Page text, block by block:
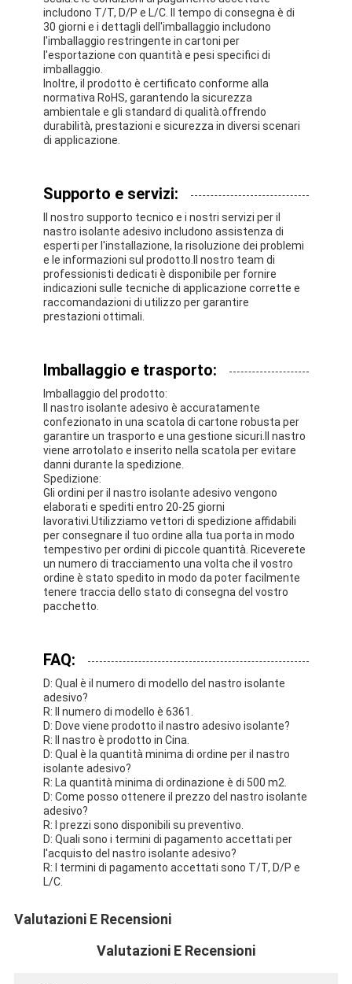
includono T/T, D/P e L/C. Il tempo di consegna è di
30 giorni e i dettagli dell'imballaggio includono
l'imballaggio restringente in cartoni per
l'esportazione con quantità e pesi specifici di
imballaggio.
Inoltre, il prodotto è certificato conforme alla
normativa RoHS, garantendo la sicurezza
ambientale e gli standard di qualità.offrendo
durabilità, prestazioni e sicurezza in diversi scenari
di applicazione.
Supporto e servizi:
Il nostro supporto tecnico e i nostri servizi per il
nastro isolante adesivo includono assistenza di
esperti per l'installazione, la risoluzione dei problemi
e le informazioni sul prodotto.Il nostro team di
professionisti dedicati è disponibile per fornire
indicazioni sulle tecniche di applicazione corrette e
raccomandazioni di utilizzo per garantire
prestazioni ottimali.
Imballaggio e trasporto:
Imballaggio del prodotto:
Il nastro isolante adesivo è accuratamente
confezionato in una scatola di cartone robusta per
garantire un trasporto e una gestione sicuri.Il nastro
viene arrotolato e inserito nella scatola per evitare
danni durante la spedizione.
Spedizione:
Gli ordini per il nastro isolante adesivo vengono
elaborati e spediti entro 20-25 giorni
lavorativi.Utilizziamo vettori di spedizione affidabili
per consegnare il tuo ordine alla tua porta in modo
tempestivo per ordini di piccole quantità. Riceverete
un numero di tracciamento una volta che il vostro
ordine è stato spedito in modo da poter facilmente
tenere traccia dello stato di consegna del vostro
pacchetto.
FAQ:
D: Qual è il numero di modello del nastro isolante
adesivo?
R: Il numero di modello è 6361.
D: Dove viene prodotto il nastro adesivo isolante?
R: Il nastro è prodotto in Cina.
D: Qual è la quantità minima di ordine per il nastro
isolante adesivo?
R: La quantità minima di ordinazione è di 500 m2.
D: Come posso ottenere il prezzo del nastro isolante
adesivo?
R: I prezzi sono disponibili su preventivo.
D: Quali sono i termini di pagamento accettati per
l'acquisto del nastro isolante adesivo?
R: I termini di pagamento accettati sono T/T, D/P e
L/C.
Valutazioni E Recensioni
Valutazioni E Recensioni